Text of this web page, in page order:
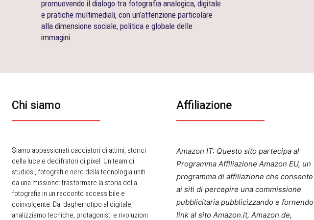
promuovendo il dialogo tra fotografia analogica, digitale
e pratiche multimediali, con un’attenzione particolare
alla dimensione sociale, politica e globale delle
immagini.
Chi siamo
Siamo appassionati cacciatori di attimi, storici
della luce e decifratori di pixel. Un team di
studiosi, fotografi e nerd della tecnologia uniti
da una missione: trasformare la storia della
fotografia in un racconto accessibile e
coinvolgente. Dal dagherrotipo al digitale,
analizziamo tecniche, protagonisti e rivoluzioni
Affiliazione
Amazon IT: Questo sito partecipa al
Programma Affiliazione Amazon EU, un
programma di affiliazione che consente
ai siti di percepire una commissione
pubblicitaria pubblicizzando e fornendo
link al sito Amazon.it, Amazon.de,